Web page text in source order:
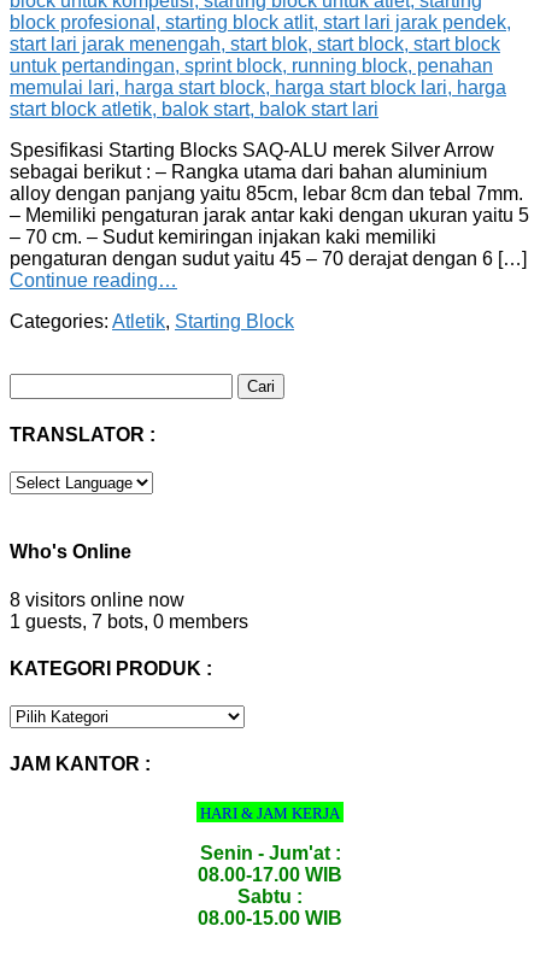
Spesifikasi Starting Blocks SAQ-ALU merek Silver Arrow
sebagai berikut : – Rangka utama dari bahan aluminium
alloy dengan panjang yaitu 85cm, lebar 8cm dan tebal 7mm.
– Memiliki pengaturan jarak antar kaki dengan ukuran yaitu 5
– 70 cm. – Sudut kemiringan injakan kaki memiliki
pengaturan dengan sudut yaitu 45 – 70 derajat dengan 6 […]
Continue reading…
Categories: Atletik, Starting Block
untuk:
TRANSLATOR :
Who's Online
8 visitors online now
1 guests, 7 bots, 0 members
KATEGORI PRODUK :
KATEGORI
JAM KANTOR :
HARI & JAM KERJA
Senin - Jum'at :
08.00-17.00 WIB
Sabtu :
08.00-15.00 WIB